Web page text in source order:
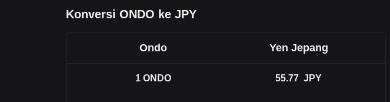
Konversi ONDO ke JPY
Ondo Yen Jepang
1 ONDO 55.77 JPY